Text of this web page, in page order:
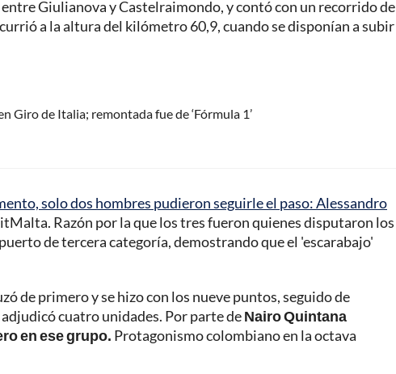
entre Giulianova y Castelraimondo, y contó con un recorrido de
a la altura del kilómetro 60,9, cuando se disponían a subir
Giro de Italia; remontada fue de ‘Fórmula 1’
solo dos hombres pudieron seguirle el paso: Alessandro
Razón por la que los tres fueron quienes disputaron los
de tercera categoría, demostrando que el 'escarabajo'
de primero y se hizo con los nueve puntos, seguido de
cuatro unidades. Por parte deNairo Quintana
en ese grupo. Protagonismo colombiano en la octava